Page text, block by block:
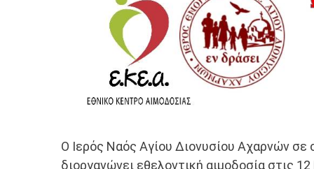
Ο Ιερός Ναός Αγίου Διονυσίου Αχαρνών σε
διοργανώνει εθελοντική αιμοδοσία στις